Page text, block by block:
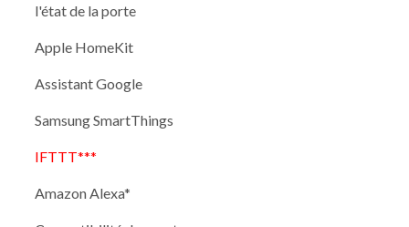
l'état de la porte
Apple HomeKit
Assistant Google
Samsung SmartThings
IFTTT***
Amazon Alexa*